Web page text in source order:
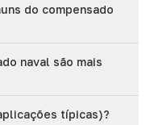
do compensado
naval são mais
típicas)?